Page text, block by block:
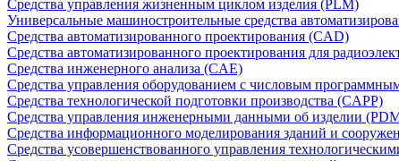
Средства управления жизненным циклом изделия (PLM)
Универсальные машиностроительные средства
Средства автоматизированного проектирования (CAD)
Средства автоматизированного проектирования для
Средства инженерного анализа (CAE)
Средства управления оборудованием с числовым
Средства технологической подготовки производства (CAPP)
Средства управления инженерными данными об изделии
Средства информационного моделирования зданий и
Средства усовершенствованного управления